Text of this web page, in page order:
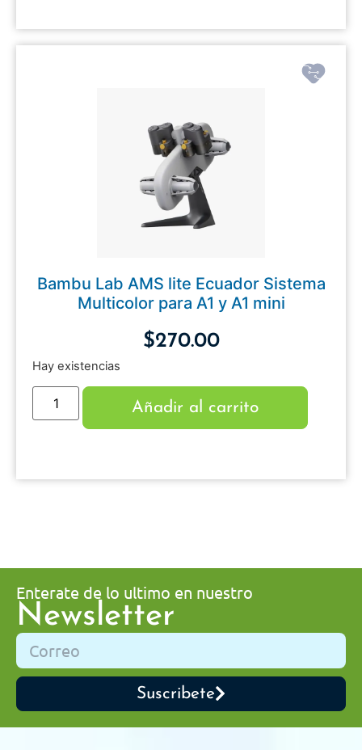
Bambu Lab AMS lite Ecuador Sistema
Multicolor para A1 y A1 mini
$270.00
Hay existencias
Añadir al carrito
Enterate de lo ultimo en nuestro
Newsletter
Suscribete